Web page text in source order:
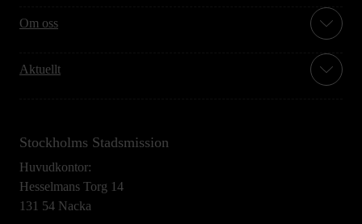
Om oss
Aktuellt
Stockholms Stadsmission
Huvudkontor:
Hesselmans Torg 14
131 54 Nacka